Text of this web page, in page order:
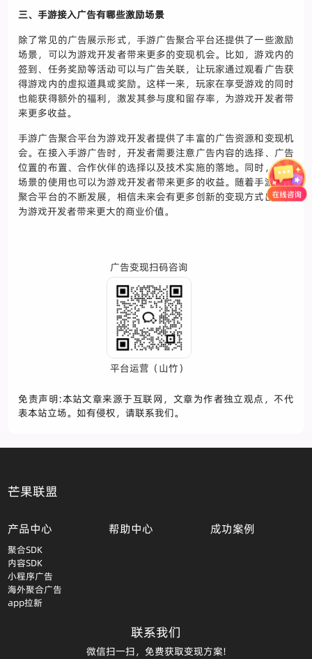
三、手游接入广告有哪些激励场景
除了常见的广告展示形式，手游广告聚合平台还提供了一些激励
场景，可以为游戏开发者带来更多的变现机会。比如，游戏内的
签到、任务奖励等活动可以与广告关联，让玩家通过观看广告获
得游戏内的虚拟道具或奖励。这样一来，玩家在享受游戏的同时
也能获得额外的福利，激发其参与度和留存率，为游戏开发者带
来更多收益。
手游广告聚合平台为游戏开发者提供了丰富的广告资源和变现机
会。在接入手游广告时，开发者需要注意广告内容的选择、广告
位置的布置、合作伙伴的选择以及技术实施的落地。同时，激励
场景的使用也可以为游戏开发者带来更多的收益。随着手游广告
聚合平台的不断发展，相信未来会有更多创新的变现方式出现，
为游戏开发者带来更大的商业价值。
广告变现扫码咨询
平台运营（山竹）
免责声明:本站文章来源于互联网，文章为作者独立观点，不代
表本站立场。如有侵权，请联系我们。
芒果联盟
产品中心
聚合SDK
内容SDK
小程序广告
海外聚合广告
app拉新
帮助中心 成功案例
联系我们
微信扫一扫，免费获取变现方案!